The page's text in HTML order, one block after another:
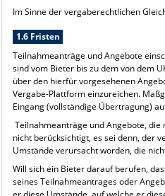
Im Sinne der vergaberechtlichen
1.6 Fristen
Teilnahmeanträge und Angebote
sind vom Bieter bis zu dem von dem
über den hierfür vorgesehenen
Vergabe-Plattform einzureichen.
Eingang (vollständige Übertragung)
Teilnahmeanträge und Angebote,
nicht berücksichtigt, es sei denn, der
Umstände verursacht worden, die
Will sich ein Bieter darauf berufen,
seines Teilnahmeantrages oder